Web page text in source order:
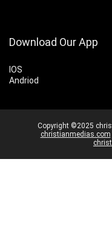
Download Our App
IOS
Andriod
Copyright ©2025
christianmedias.com